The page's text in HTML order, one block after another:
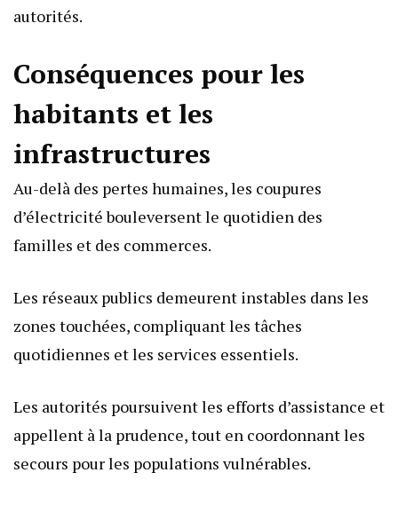
autorités.
Conséquences pour les
habitants et les
infrastructures
Au-delà des pertes humaines, les coupures
d’électricité bouleversent le quotidien des
familles et des commerces.
Les réseaux publics demeurent instables dans les
zones touchées, compliquant les tâches
quotidiennes et les services essentiels.
Les autorités poursuivent les efforts d’assistance et
appellent à la prudence, tout en coordonnant les
secours pour les populations vulnérables.